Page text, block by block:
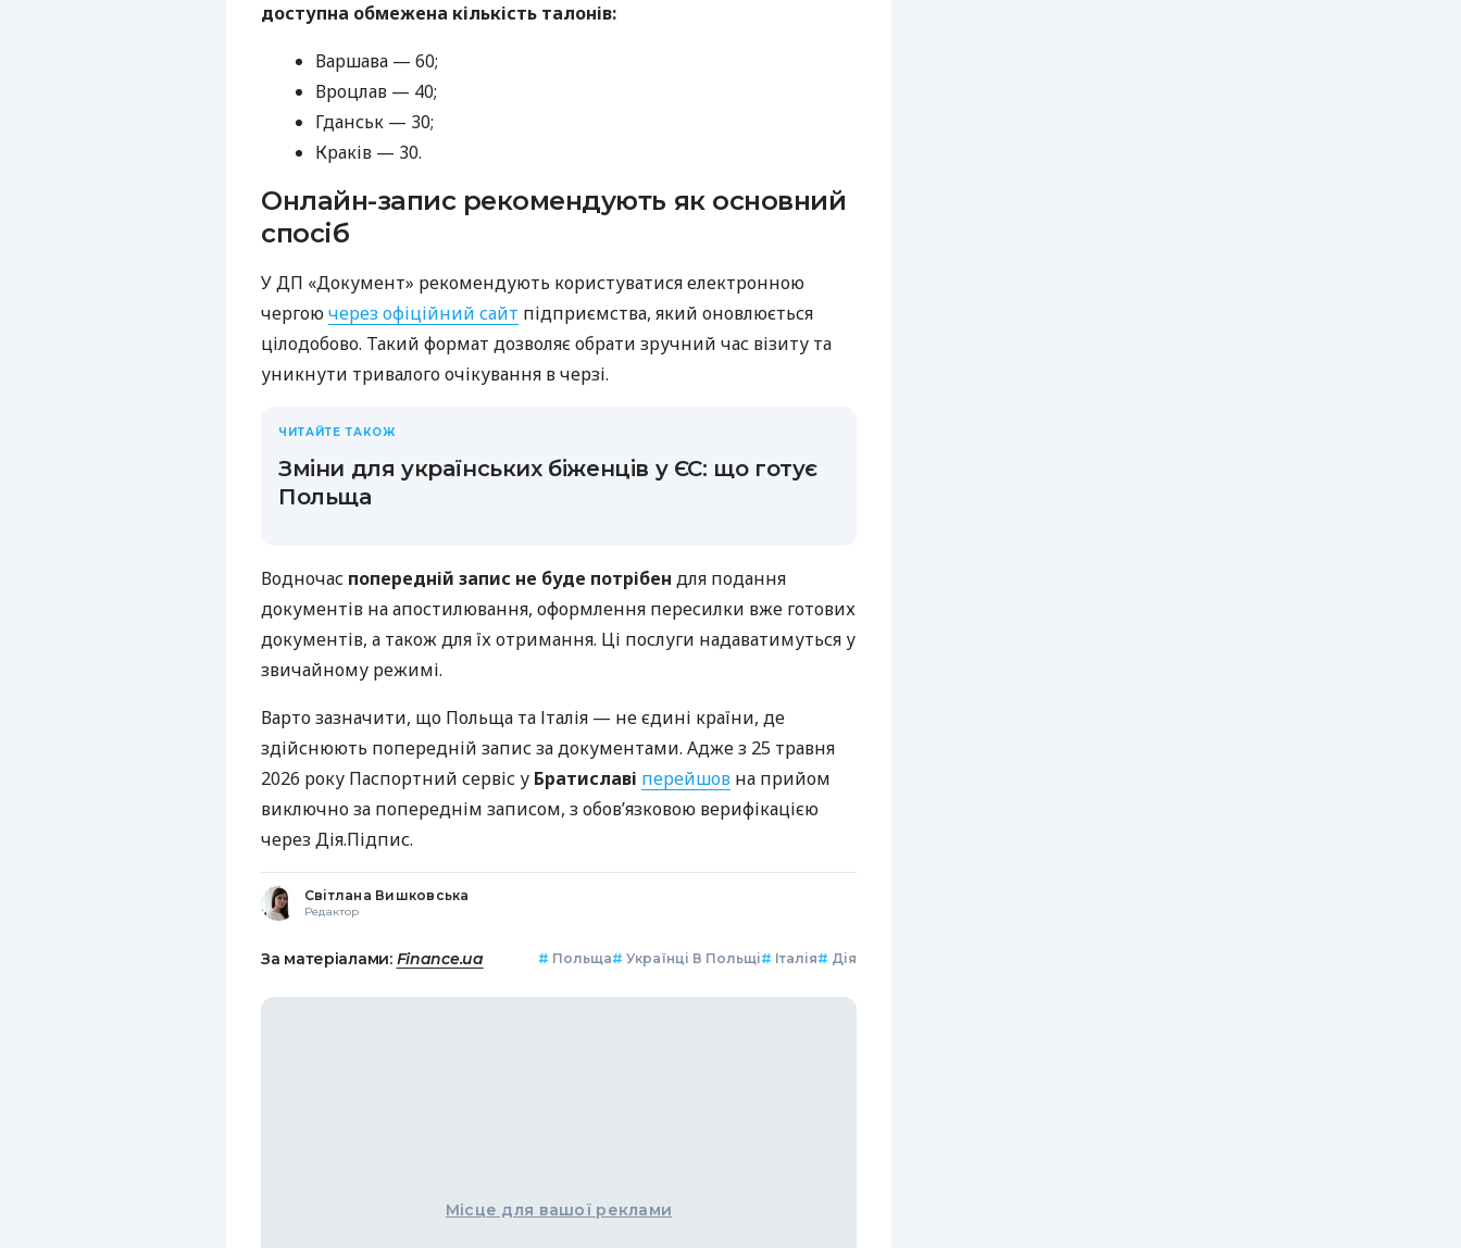
доступна обмежена кількість талонів:
Варшава — 60;
Вроцлав — 40;
Гданськ — 30;
Краків — 30.
Онлайн-запис рекомендують як основний
спосіб
У ДП «Документ» рекомендують користуватися електронною
чергоючерез офіційний сайт підприємства, який оновлюється
цілодобово. Такий формат дозволяє обрати зручний час візиту та
уникнути тривалого очікування в черзі.
ЧИТАЙТЕ ТАКОЖ
Зміни для українських біженців у ЄС: що готує
Польща
Водночас попередній запис не буде потрібен для подання
документів на апостилювання, оформлення пересилки вже готових
документів, а також для їх отримання. Ці послуги надаватимуться у
звичайному режимі.
Варто зазначити, що Польща та Італія — не єдині країни, де
здійснюють попередній запис за документами. Адже з 25 травня
2026 року Паспортний сервіс у Братиславі перейшов на прийом
виключно за попереднім записом, з обов’язковою верифікацією
через Дія.Підпис.
Світлана Вишковська
Редактор
За матеріалами: Finance.ua # Польща# Українці В Польщі# Італія# Дія
Місце для вашої реклами